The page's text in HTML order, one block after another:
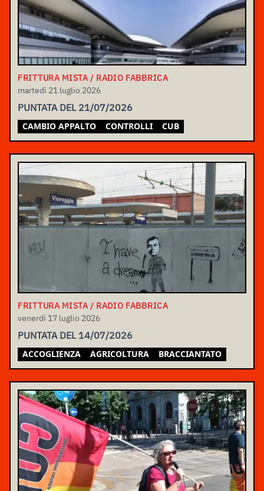
FRITTURA MISTA / RADIO FABBRICA
martedì 21 luglio 2026
PUNTATA DEL 21/07/2026
CAMBIO APPALTO CONTROLLI CUB
FRITTURA MISTA / RADIO FABBRICA
venerdì 17 luglio 2026
PUNTATA DEL 14/07/2026
ACCOGLIENZA AGRICOLTURA BRACCIANTATO